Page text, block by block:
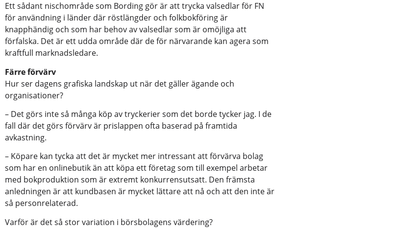
Ett sådant nischområde som Bording gör är att trycka valsedlar för FN
för användning i länder där röstlängder och folkbokföring är
knapphändig och som har behov av valsedlar som är omöjliga att
förfalska. Det är ett udda område där de för närvarande kan agera som
kraftfull marknadsledare.
Färre förvärv
Hur ser dagens grafiska landskap ut när det gäller ägande och
organisationer?
– Det görs inte så många köp av tryckerier som det borde tycker jag. I de
fall där det görs förvärv är prislappen ofta baserad på framtida
avkastning.
– Köpare kan tycka att det är mycket mer intressant att förvärva bolag
som har en onlinebutik än att köpa ett företag som till exempel arbetar
med bokproduktion som är extremt konkurrensutsatt. Den främsta
anledningen är att kundbasen är mycket lättare att nå och att den inte är
så personrelaterad.
Varför är det så stor variation i börsbolagens värdering?